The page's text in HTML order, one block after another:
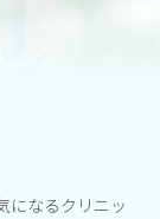
になるクリニッ